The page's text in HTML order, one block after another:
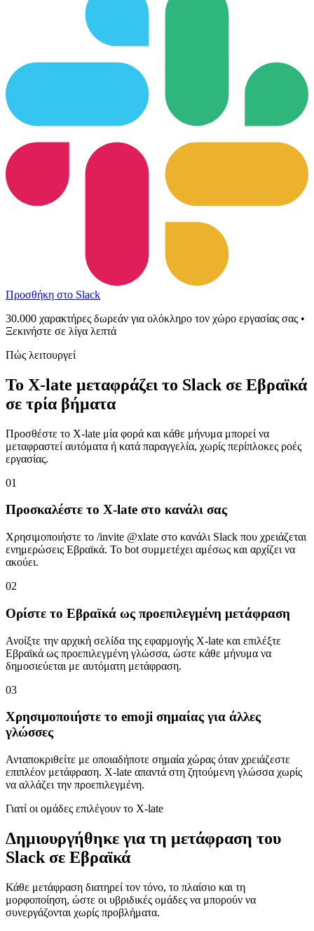
Προσθήκη στο Slack
30.000 χαρακτήρες δωρεάν για ολόκληρο τον χώρο εργασίας σας •
Ξεκινήστε σε λίγα λεπτά
Πώς λειτουργεί
Το X-late μεταφράζει το Slack σε Εβραϊκά
σε τρία βήματα
Προσθέστε το X-late μία φορά και κάθε μήνυμα μπορεί να
μεταφραστεί αυτόματα ή κατά παραγγελία, χωρίς περίπλοκες ροές
εργασίας.
01
Προσκαλέστε το X-late στο κανάλι σας
Χρησιμοποιήστε το /invite @xlate στο κανάλι Slack που χρειάζεται
ενημερώσεις Εβραϊκά. Το bot συμμετέχει αμέσως και αρχίζει να
ακούει.
02
Ορίστε το Εβραϊκά ως προεπιλεγμένη μετάφραση
Ανοίξτε την αρχική σελίδα της εφαρμογής X-late και επιλέξτε
Εβραϊκά ως προεπιλεγμένη γλώσσα, ώστε κάθε μήνυμα να
δημοσιεύεται με αυτόματη μετάφραση.
03
Χρησιμοποιήστε το emoji σημαίας για άλλες
γλώσσες
Ανταποκριθείτε με οποιαδήποτε σημαία χώρας όταν χρειάζεστε
επιπλέον μετάφραση. X-late απαντά στη ζητούμενη γλώσσα χωρίς
να αλλάζει την προεπιλεγμένη.
Γιατί οι ομάδες επιλέγουν το X-late
Δημιουργήθηκε για τη μετάφραση του
Slack σε Εβραϊκά
Κάθε μετάφραση διατηρεί τον τόνο, το πλαίσιο και τη
μορφοποίηση, ώστε οι υβριδικές ομάδες να μπορούν να
συνεργάζονται χωρίς προβλήματα.